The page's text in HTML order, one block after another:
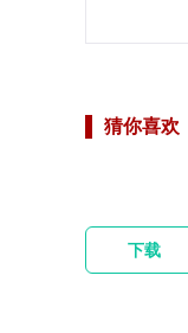
猜你喜欢
下载